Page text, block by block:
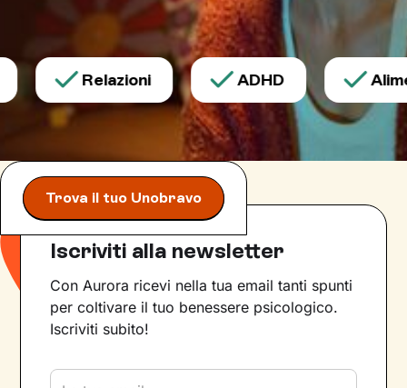
Relazioni ADHD
Trova il tuo Unobravo
Iscriviti alla newsletter
Con Aurora ricevi nella tua email tanti spunti
per coltivare il tuo benessere psicologico.
Iscriviti subito!